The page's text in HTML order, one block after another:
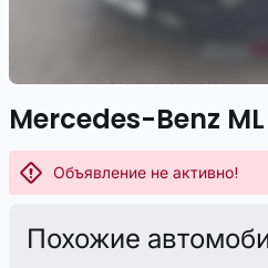
Mercedes-Benz
Объявление не активно!
Похожие